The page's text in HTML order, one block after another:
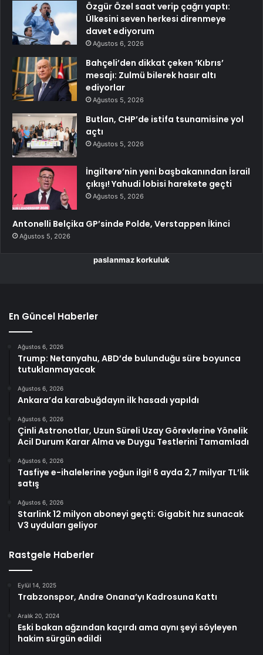
Özgür Özel saat verip çağrı yaptı:
Ülkesini seven herkesi direnmeye
davet ediyorum
Ağustos 6, 2026
Bahçeli’den dikkat çeken ‘Kıbrıs’
mesajı: Zulmü bilerek hasır altı
ediyorlar
Ağustos 5, 2026
Butlan, CHP’de istifa tsunamisine yol
açtı
Ağustos 5, 2026
İngiltere’nin yeni başbakanından İsrail
çıkışı! Yahudi lobisi harekete geçti
Ağustos 5, 2026
Antonelli Belçika GP’sinde Polde, Verstappen İkinci
Ağustos 5, 2026
paslanmaz korkuluk
En Güncel Haberler
Ağustos 6, 2026
Trump: Netanyahu, ABD’de bulunduğu süre boyunca
tutuklanmayacak
Ağustos 6, 2026
Ankara’da karabuğdayın ilk hasadı yapıldı
Ağustos 6, 2026
Çinli Astronotlar, Uzun Süreli Uzay Görevlerine Yönelik
Acil Durum Karar Alma ve Duygu Testlerini Tamamladı
Ağustos 6, 2026
Tasfiye e-ihalelerine yoğun ilgi! 6 ayda 2,7 milyar TL’lik
satış
Ağustos 6, 2026
Starlink 12 milyon aboneyi geçti: Gigabit hız sunacak
V3 uyduları geliyor
Rastgele Haberler
Eylül 14, 2025
Trabzonspor, Andre Onana’yı Kadrosuna Kattı
Aralık 20, 2024
Eski bakan ağzından kaçırdı ama aynı şeyi söyleyen
hakim sürgün edildi